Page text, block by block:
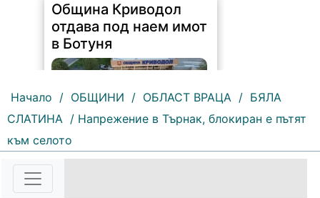
Община Криводол
отдава под наем имот
в Ботуня
135 | 2026-08-07 11:30:54
ВРАЦА 3060 гр. Криводол, ул.
Начало / ОБЩИНИ / ОБЛАСТ ВРАЦА / БЯЛА
СЛАТИНА / Напрежение в Търнак, блокиран е пътят
към селото